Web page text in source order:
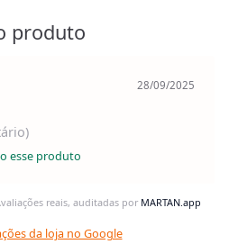
produto
28/09/2025
esse produto
reais, auditadas por MARTAN.app
da loja no Google